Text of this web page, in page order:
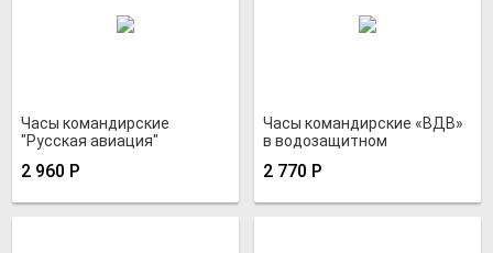
Часы командирские
"Русская авиация"
2 960 Р
Часы командирские «ВДВ»
в водозащитном
2 770 Р